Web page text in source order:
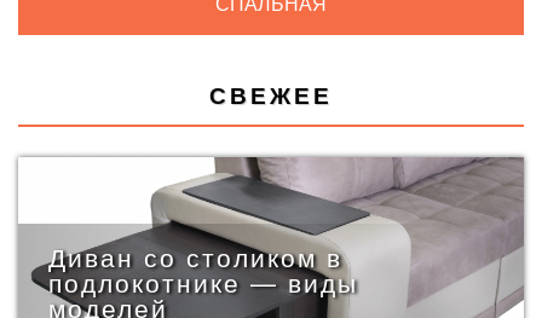
СПАЛЬНАЯ
СВЕЖЕЕ
Диван со столиком в
подлокотнике — виды
моделей